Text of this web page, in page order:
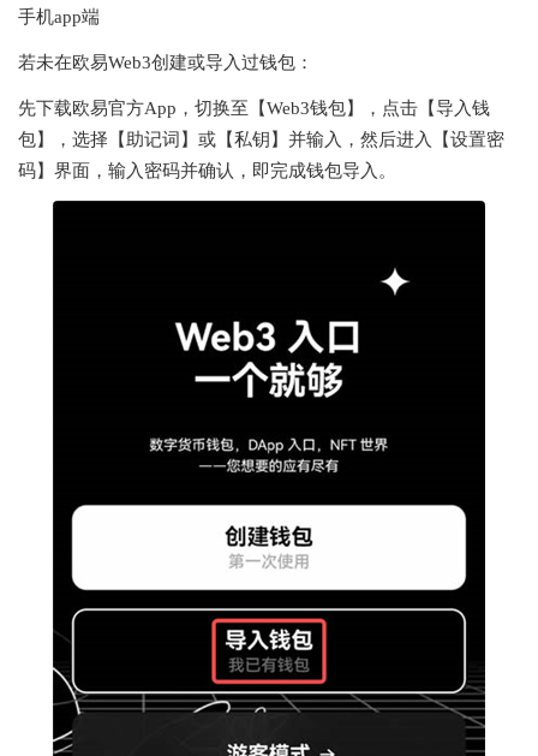
手机app端
若未在欧易Web3创建或导入过钱包：
先下载欧易官方App，切换至【Web3钱包】，点击【导入钱
包】，选择【 助记词 】或【私钥 】并输入，然后进入【设置密
码】界面，输入密码并确认，即完成钱包导入。